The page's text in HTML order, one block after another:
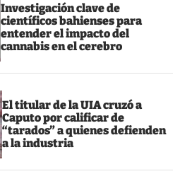
Investigación clave de
científicos bahienses para
entender el impacto del
cannabis en el cerebro
El titular de la UIA cruzó a
Caputo por calificar de
“tarados” a quienes defienden
a la industria